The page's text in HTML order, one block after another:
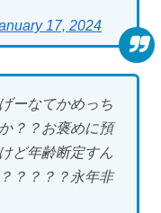
17, 2024
ーなてかめっち
？？お褒めに預
ど年齢断定すん
？？？？永年非